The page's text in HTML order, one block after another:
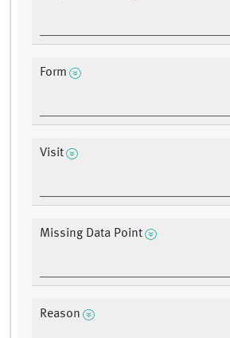
Form
Visit
Missing Data Point
Reason